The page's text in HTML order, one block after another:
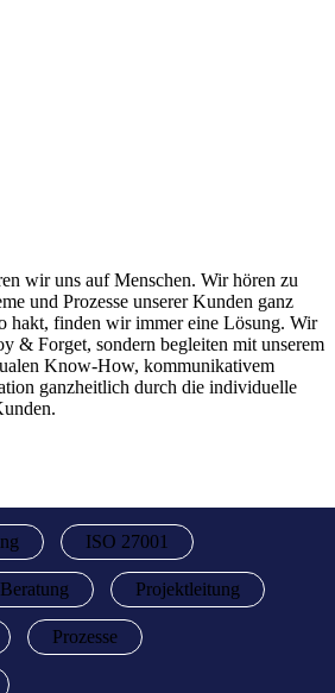
| CH
wir uns auf Menschen. Wir hören zu
und Prozesse unserer Kunden ganz
hakt, finden wir immer eine Lösung. Wir
& Forget, sondern begleiten mit unserem
Know-How, kommunikativem
ganzheitlich durch die individuelle
ISO 27001
Projektleitung
Prozesse